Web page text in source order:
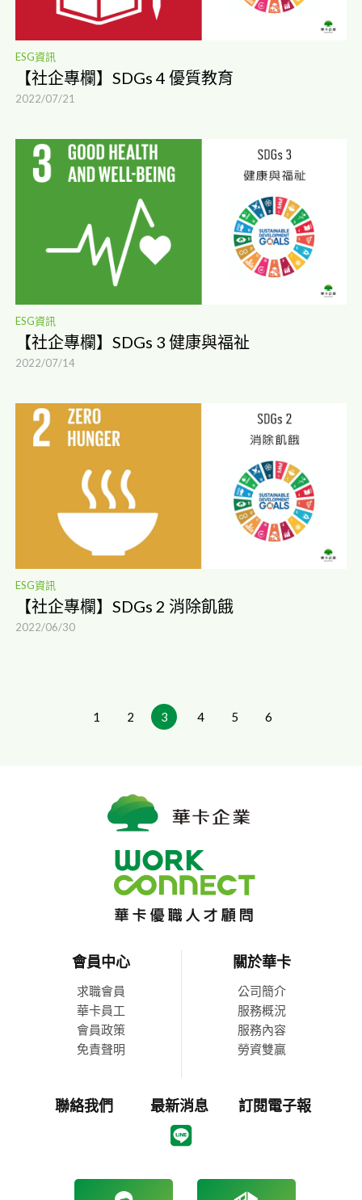
ESG資訊
【社企專欄】SDGs 4 優質教育
2022/07/21
ESG資訊
【社企專欄】SDGs 3 健康與福祉
2022/07/14
ESG資訊
【社企專欄】SDGs 2 消除飢餓
2022/06/30
1 2 3 4 5 6
會員中心
求職會員
華卡員工
會員政策
免責聲明
關於華卡
公司簡介
服務概況
服務內容
勞資雙贏
聯絡我們 最新消息 訂閱電子報